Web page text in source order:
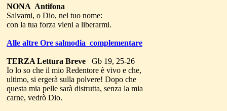
NONA Antifona
Salvami, o Dio, nel tuo nome:
con la tua forza vieni a liberarmi.
Alle altre Ore salmodia complementare
TERZA Lettura Breve
Gb 19, 25-26
Io lo so che il mio Redentore è vivo e che,
ultimo, si ergerà sulla polvere! Dopo che
questa mia pelle sarà distrutta, senza la mia
carne, vedrò Dio.